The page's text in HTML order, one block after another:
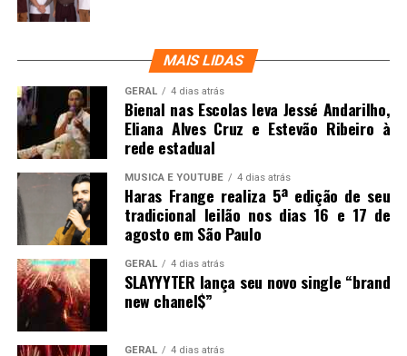
MAIS LIDAS
GERAL 4 dias atrás
Bienal nas Escolas leva Jessé Andarilho,
Eliana Alves Cruz e Estevão Ribeiro à
rede estadual
MUSICA E YOUTUBE 4 dias atrás
Haras Frange realiza 5ª edição de seu
tradicional leilão nos dias 16 e 17 de
agosto em São Paulo
GERAL 4 dias atrás
SLAYYYTER lança seu novo single “brand
new chanel$”
GERAL 4 dias atrás